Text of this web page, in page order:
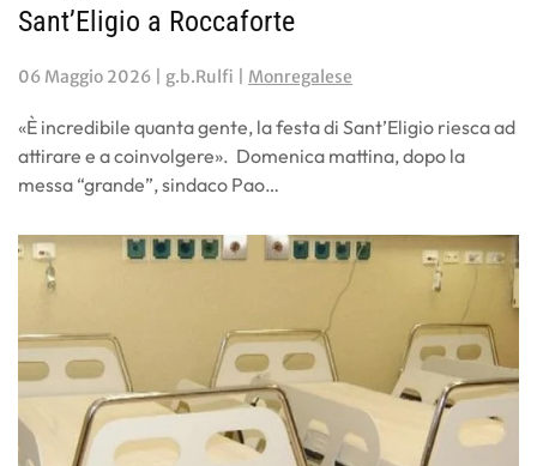
Sant’Eligio a Roccaforte
06 Maggio 2026 | g.b.Rulfi | Monregalese
«È incredibile quanta gente, la festa di Sant’Eligio riesca ad
attirare e a coinvolgere». Domenica mattina, dopo la
messa “grande”, sindaco Pao…